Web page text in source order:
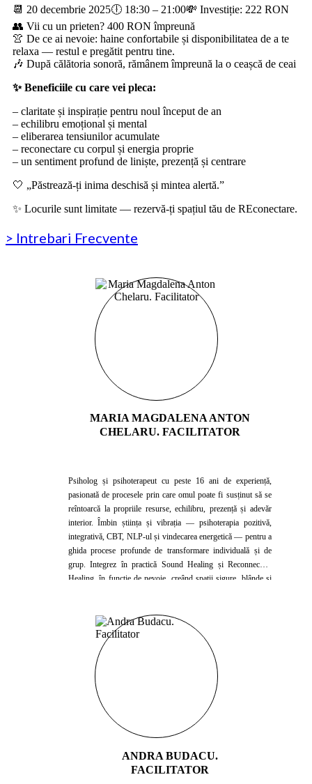
📆 20 decembrie 2025🕕 18:30 – 21:00💸 Investiție: 222 RON
👥 Vii cu un prieten? 400 RON împreună
👚 De ce ai nevoie: haine confortabile și disponibilitatea de a te
relaxa — restul e pregătit pentru tine.
🎶 După călătoria sonoră, rămânem împreună la o ceașcă de ceai
✨ Beneficiile cu care vei pleca:
– claritate și inspirație pentru noul început de an
– echilibru emoțional și mental
– eliberarea tensiunilor acumulate
– reconectare cu corpul și energia proprie
– un sentiment profund de liniște, prezență și centrare
🤍 „Păstrează-ți inima deschisă și mintea alertă.”
✨ Locurile sunt limitate — rezervă-ți spațiul tău de REconectare.
> Intrebari Frecvente
MARIA MAGDALENA ANTON
CHELARU. FACILITATOR
Psiholog și psihoterapeut cu peste 16 ani de experiență,
pasionată de procesele prin care omul poate fi susținut să se
reîntoarcă la propriile resurse, echilibru, prezență și adevăr
interior. Îmbin știința și vibrația — psihoterapia pozitivă,
integrativă, CBT, NLP-ul și vindecarea energetică — pentru a
ghida procese profunde de transformare individuală și de
grup. Integrez în practică Sound Healing și Reconnective
Healing, în funcție de nevoie, creând spații sigure, blânde și
ANDRA BUDACU.
FACILITATOR